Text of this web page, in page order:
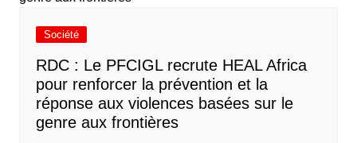
Société
RDC : Le PFCIGL recrute HEAL Africa
pour renforcer la prévention et la
réponse aux violences basées sur le
genre aux frontières